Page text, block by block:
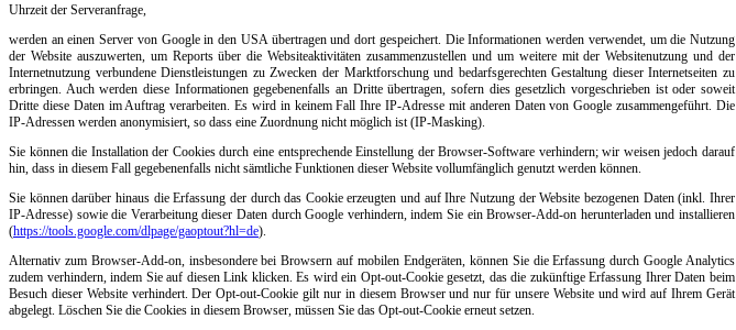
Uhrzeit der Serveranfrage,
werden an einen Server von Google in den USA übertragen und dort gespeichert. Die Informationen werden verwendet, um die Nutzung
der Website auszuwerten, um Reports über die Websiteaktivitäten zusammenzustellen und um weitere mit der Websitenutzung und der
Internetnutzung verbundene Dienstleistungen zu Zwecken der Marktforschung und bedarfsgerechten Gestaltung dieser Internetseiten zu
erbringen. Auch werden diese Informationen gegebenenfalls an Dritte übertragen, sofern dies gesetzlich vorgeschrieben ist oder soweit
Dritte diese Daten im Auftrag verarbeiten. Es wird in keinem Fall Ihre IP-Adresse mit anderen Daten von Google zusammengeführt. Die
IP-Adressen werden anonymisiert, so dass eine Zuordnung nicht möglich ist (IP-Masking).
Sie können die Installation der Cookies durch eine entsprechende Einstellung der Browser-Software verhindern; wir weisen jedoch darauf
hin, dass in diesem Fall gegebenenfalls nicht sämtliche Funktionen dieser Website vollumfänglich genutzt werden können.
Sie können darüber hinaus die Erfassung der durch das Cookie erzeugten und auf Ihre Nutzung der Website bezogenen Daten (inkl. Ihrer
IP-Adresse) sowie die Verarbeitung dieser Daten durch Google verhindern, indem Sie ein Browser-Add-on herunterladen und installieren
(https://tools.google.com/dlpage/gaoptout?hl=de).
Alternativ zum Browser-Add-on, insbesondere bei Browsern auf mobilen Endgeräten, können Sie die Erfassung durch Google Analytics
zudem verhindern, indem Sie auf diesen Link klicken. Es wird ein Opt-out-Cookie gesetzt, das die zukünftige Erfassung Ihrer Daten beim
Besuch dieser Website verhindert. Der Opt-out-Cookie gilt nur in diesem Browser und nur für unsere Website und wird auf Ihrem Gerät
abgelegt. Löschen Sie die Cookies in diesem Browser, müssen Sie das Opt-out-Cookie erneut setzen.